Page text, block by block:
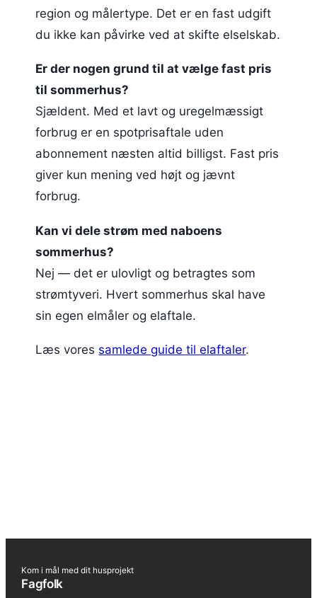
region og målertype. Det er en fast udgift
du ikke kan påvirke ved at skifte elselskab.
Er der nogen grund til at vælge fast pris
til sommerhus?
Sjældent. Med et lavt og uregelmæssigt
forbrug er en spotprisaftale uden
abonnement næsten altid billigst. Fast pris
giver kun mening ved højt og jævnt
forbrug.
Kan vi dele strøm med naboens
sommerhus?
Nej — det er ulovligt og betragtes som
strømtyveri. Hvert sommerhus skal have
sin egen elmåler og elaftale.
Læs vores samlede guide til elaftaler.
Kom i mål med dit husprojekt
Fagfolk